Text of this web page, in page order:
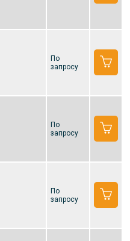
По
запросу
По
запросу
По
запросу